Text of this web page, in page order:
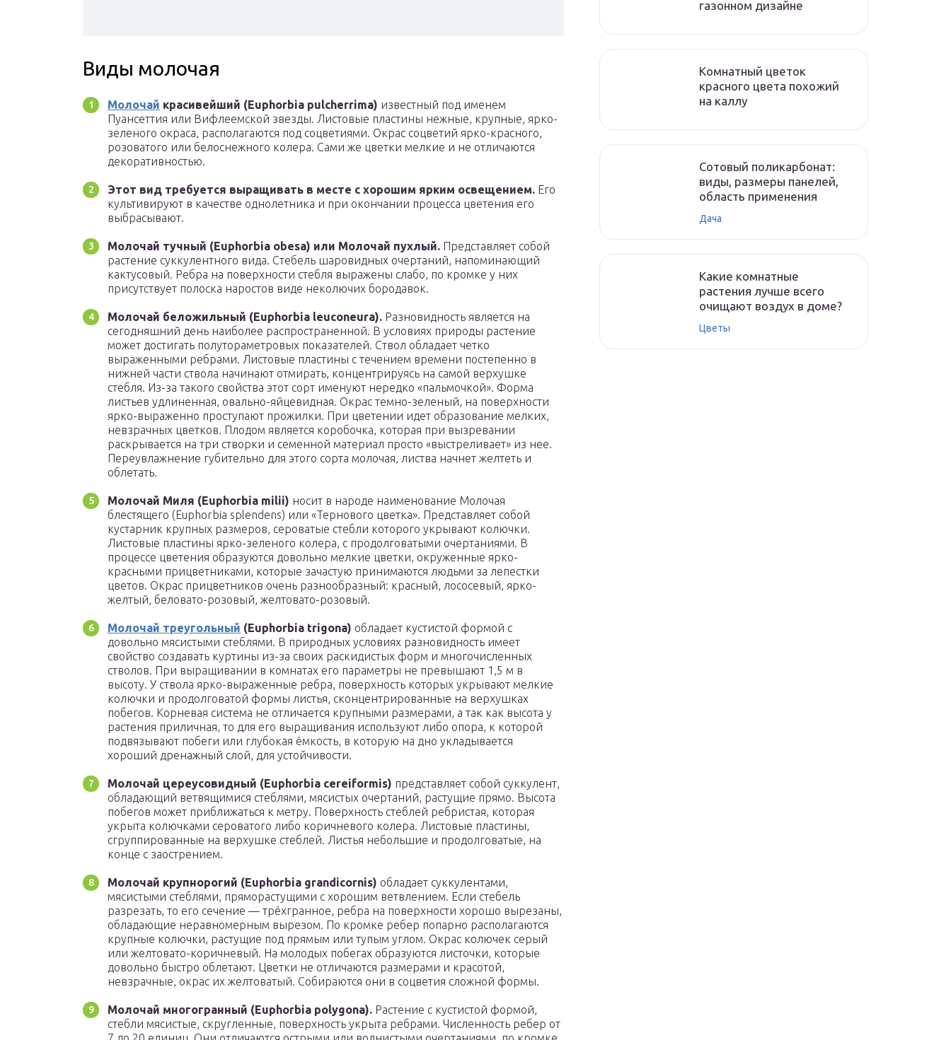
Виды молочая
Молочай красивейший (Euphorbia pulcherrima) известный под именем
Пуансеттия или Вифлеемской звезды. Листовые пластины нежные, крупные, ярко-
зеленого окраса, располагаются под соцветиями. Окрас соцветий ярко-красного,
розоватого или белоснежного колера. Сами же цветки мелкие и не отличаются
декоративностью.
Этот вид требуется выращивать в месте с хорошим ярким освещением. Его
культивируют в качестве однолетника и при окончании процесса цветения его
выбрасывают.
Молочай тучный (Euphorbia obesa) или Молочай пухлый. Представляет собой
растение суккулентного вида. Стебель шаровидных очертаний, напоминающий
кактусовый. Ребра на поверхности стебля выражены слабо, по кромке у них
присутствует полоска наростов виде неколючих бородавок.
Молочай беложильный (Euphorbia leuconeura). Разновидность является на
сегодняшний день наиболее распространенной. В условиях природы растение
может достигать полутораметровых показателей. Ствол обладает четко
выраженными ребрами. Листовые пластины с течением времени постепенно в
нижней части ствола начинают отмирать, концентрируясь на самой верхушке
стебля. Из-за такого свойства этот сорт именуют нередко «пальмочкой». Форма
листьев удлиненная, овально-яйцевидная. Окрас темно-зеленый, на поверхности
ярко-выраженно проступают прожилки. При цветении идет образование мелких,
невзрачных цветков. Плодом является коробочка, которая при вызревании
раскрывается на три створки и семенной материал просто «выстреливает» из нее.
Переувлажнение губительно для этого сорта молочая, листва начнет желтеть и
облетать.
Молочай Миля (Euphorbia milii) носит в народе наименование Молочая
блестящего (Euphorbia splendens) или «Тернового цветка». Представляет собой
кустарник крупных размеров, сероватые стебли которого укрывают колючки.
Листовые пластины ярко-зеленого колера, с продолговатыми очертаниями. В
процессе цветения образуются довольно мелкие цветки, окруженные ярко-
красными прицветниками, которые зачастую принимаются людьми за лепестки
цветов. Окрас прицветников очень разнообразный: красный, лососевый, ярко-
желтый, беловато-розовый, желтовато-розовый.
Молочай треугольный (Euphorbia trigona) обладает кустистой формой с
довольно мясистыми стеблями. В природных условиях разновидность имеет
свойство создавать куртины из-за своих раскидистых форм и многочисленных
стволов. При выращивании в комнатах его параметры не превышают 1,5 м в
высоту. У ствола ярко-выраженные ребра, поверхность которых укрывают мелкие
колючки и продолговатой формы листья, сконцентрированные на верхушках
побегов. Корневая система не отличается крупными размерами, а так как высота у
растения приличная, то для его выращивания используют либо опора, к которой
подвязывают побеги или глубокая ёмкость, в которую на дно укладывается
хороший дренажный слой, для устойчивости.
Молочай цереусовидный (Euphorbia cereiformis) представляет собой суккулент,
обладающий ветвящимися стеблями, мясистых очертаний, растущие прямо. Высота
побегов может приближаться к метру. Поверхность стеблей ребристая, которая
укрыта колючками сероватого либо коричневого колера. Листовые пластины,
сгруппированные на верхушке стеблей. Листья небольшие и продолговатые, на
конце с заострением.
Молочай крупнорогий (Euphorbia grandicornis) обладает суккулентами,
мясистыми стеблями, пряморастущими с хорошим ветвлением. Если стебель
разрезать, то его сечение — трёхгранное, ребра на поверхности хорошо вырезаны,
обладающие неравномерным вырезом. По кромке ребер попарно располагаются
крупные колючки, растущие под прямым или тупым углом. Окрас колючек серый
или желтовато-коричневый. На молодых побегах образуются листочки, которые
довольно быстро облетают. Цветки не отличаются размерами и красотой,
невзрачные, окрас их желтоватый. Собираются они в соцветия сложной формы.
Молочай многогранный (Euphorbia polygona). Растение с кустистой формой,
стебли мясистые, скругленные, поверхность укрыта ребрами. Численность ребер от
газонном дизайне
Комнатный цветок
красного цвета похожий
на каллу
Сотовый поликарбонат:
виды, размеры панелей,
область применения
Дача
Какие комнатные
растения лучше всего
очищают воздух в доме?
Цветы